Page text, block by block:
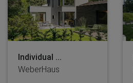
Individual ...
WeberHaus